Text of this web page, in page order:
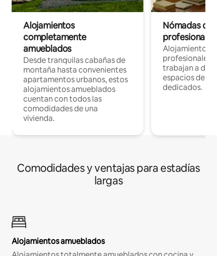
Alojamientos
completamente
amueblados
Desde tranquilas cabañas de
montaña hasta convenientes
apartamentos urbanos, estos
alojamientos amueblados
cuentan con todos las
comodidades de una
vivienda.
Nómadas
Alojamientos
profesionales
trabajan a
espacios de
dedicados.
Comodidades y ventajas para estadías
largas
Alojamientos amueblados